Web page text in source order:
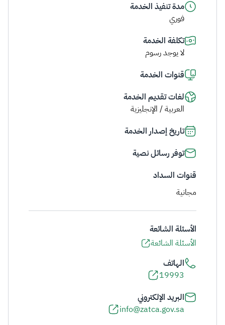
مدة تنفيذ الخدمة
فوري
تكلفة الخدمة
لا يوجد رسوم
قنوات الخدمة
لغات تقديم الخدمة
العربية / الإنجليزية
تاريخ إصدار الخدمة
توفر رسائل نصية
قنوات السداد
مجانية
الأسئلة الشائعة
الأسئلة الشائعة
الهاتف
19993
البريد الإلكتروني
info@zatca.gov.sa